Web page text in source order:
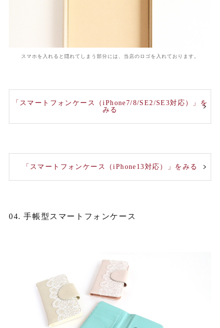
スマホを入れると隠れてしまう部分には、当店のロゴを入れております。
「スマートフォンケース（iPhone7/8/SE2/SE3対応）」を
みる
「スマートフォンケース（iPhone13対応）」をみる
04. 手帳型スマートフォンケース